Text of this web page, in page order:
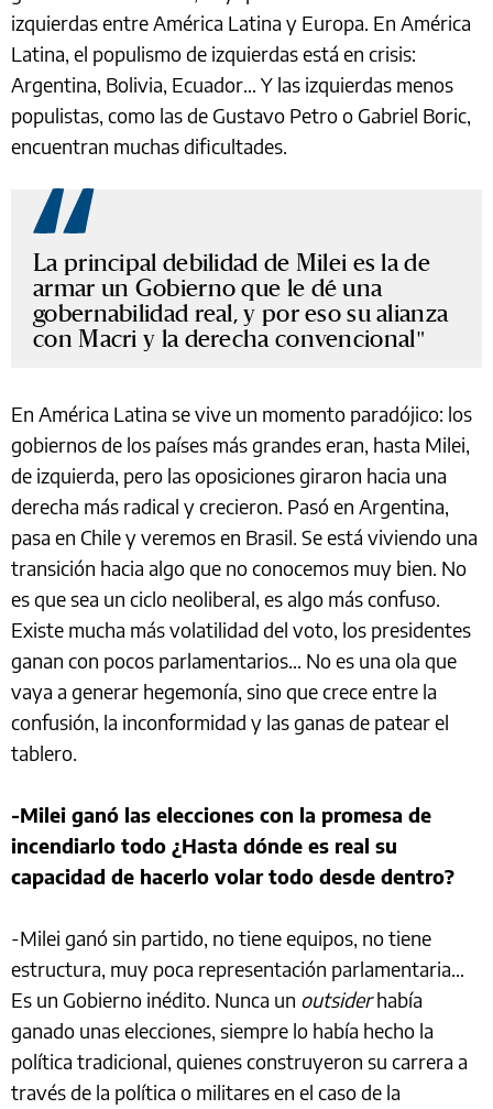
izquierdas entre América Latina y Europa. En América
Latina, el populismo de izquierdas está en crisis:
Argentina, Bolivia, Ecuador… Y las izquierdas menos
populistas, como las de Gustavo Petro o Gabriel Boric,
encuentran muchas dificultades.
La principal debilidad de Milei es la de
armar un Gobierno que le dé una
gobernabilidad real, y por eso su alianza
con Macri y la derecha convencional
En América Latina se vive un momento paradójico: los
gobiernos de los países más grandes eran, hasta Milei,
de izquierda, pero las oposiciones giraron hacia una
derecha más radical y crecieron. Pasó en Argentina,
pasa en Chile y veremos en Brasil. Se está viviendo una
transición hacia algo que no conocemos muy bien. No
es que sea un ciclo neoliberal, es algo más confuso.
Existe mucha más volatilidad del voto, los presidentes
ganan con pocos parlamentarios… No es una ola que
vaya a generar hegemonía, sino que crece entre la
confusión, la inconformidad y las ganas de patear el
tablero.
-Milei ganó las elecciones con la promesa de
incendiarlo todo ¿Hasta dónde es real su
capacidad de hacerlo volar todo desde dentro?
-Milei ganó sin partido, no tiene equipos, no tiene
estructura, muy poca representación parlamentaria…
Es un Gobierno inédito. Nunca un outsiderhabía
ganado unas elecciones, siempre lo había hecho la
política tradicional, quienes construyeron su carrera a
través de la política o militares en el caso de la